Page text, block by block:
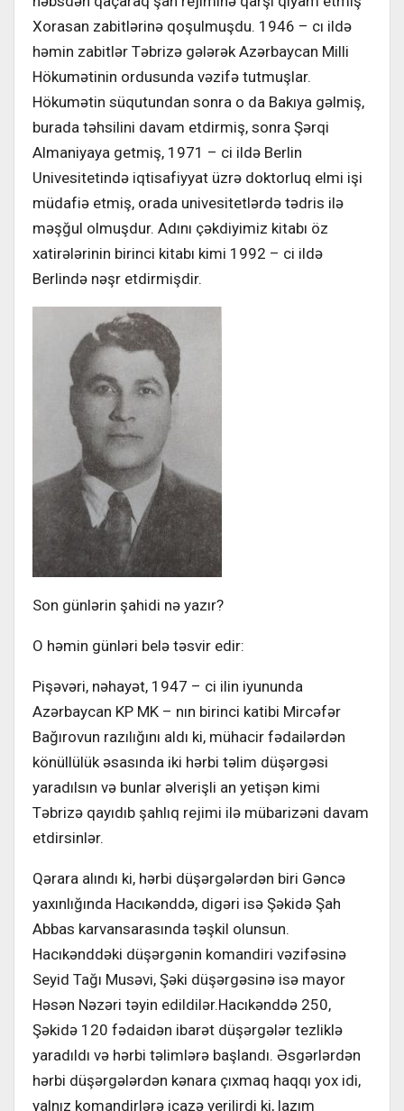
Xorasan zabitlərinə qoşulmuşdu. 1946 – cı ildə
həmin zabitlər Təbrizə gələrək Azərbaycan Milli
Hökumətinin ordusunda vəzifə tutmuşlar.
Hökumətin süqutundan sonra o da Bakıya gəlmiş,
burada təhsilini davam etdirmiş, sonra Şərqi
Almaniyaya getmiş, 1971 – ci ildə Berlin
Univesitetində iqtisafiyyat üzrə doktorluq elmi işi
müdafiə etmiş, orada univesitetlərdə tədris ilə
məşğul olmuşdur. Adını çəkdiyimiz kitabı öz
xatirələrinin birinci kitabı kimi 1992 – ci ildə
Berlində nəşr etdirmişdir.
Son günlərin şahidi nə yazır?
O həmin günləri belə təsvir edir:
Pişəvəri, nəhayət, 1947 – ci ilin iyununda
Azərbaycan KP MK – nın birinci katibi Mircəfər
Bağırovun razılığını aldı ki, mühacir fədailərdən
könüllülük əsasında iki hərbi təlim düşərgəsi
yaradılsın və bunlar əlverişli an yetişən kimi
Təbrizə qayıdıb şahlıq rejimi ilə mübarizəni davam
etdirsinlər.
Qərara alındı ki, hərbi düşərgələrdən biri Gəncə
yaxınlığında Hacıkənddə, digəri isə Şəkidə Şah
Abbas karvansarasında təşkil olunsun.
Hacıkənddəki düşərgənin komandiri vəzifəsinə
Seyid Tağı Musəvi, Şəki düşərgəsinə isə mayor
Həsən Nəzəri təyin edildilər.Hacıkənddə 250,
Şəkidə 120 fədaidən ibarət düşərgələr tezliklə
yaradıldı və hərbi təlimlərə başlandı. Əsgərlərdən
hərbi düşərgələrdən kənara çıxmaq haqqı yox idi,
yalnız komandirlərə icazə verilirdi ki, lazım